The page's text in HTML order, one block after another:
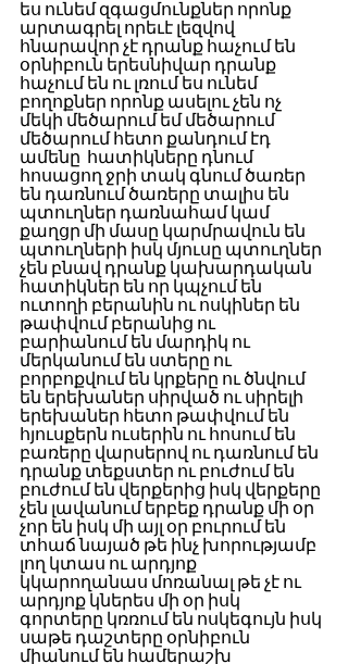
ես ունեմ զգացմունքներ որոնք
արտագրել որեւէ լեզվով
հնարավոր չէ դրանք հաչում են
օրնիբուն երեսնիվար դրանք
հաչում են ու լռում ես ունեմ
բողոքներ որոնք ասելու չեն ոչ
մեկի մեծարում եմ մեծարում
մեծարում հետո քանդում էդ
ամենը  հատիկները դնում
հոսացող ջրի տակ գնում ծառեր
են դառնում ծառերը տալիս են
պտուղներ դառնահամ կամ
քաղցր մի մասը կարմրավուն են
պտուղների իսկ մյուսը պտուղներ
չեն բնավ դրանք կախարդական
հատիկներ են որ կպչում են
ուտողի բերանին ու ոսկիներ են
թափվում բերանից ու
բարիանում են մարդիկ ու
մերկանում են ստերը ու
բորբոքվում են կրքերը ու ծնվում
են երեխաներ սիրված ու սիրելի
երեխաներ հետո թափվում են
հյուսքերն ուսերին ու հոսում են
բառերը վարսերով ու դառնում են
դրանք տեքստեր ու բուժում են
բուժում են վերքերից իսկ վերքերը
չեն լավանում երբեք դրանք մի օր
չոր են իսկ մի այլ օր բուրում են
տհաճ նայած թե ինչ խորությամբ
լող կտաս ու արդյոք
կկարողանաս մոռանալ թե չէ ու
արդյոք կներես մի օր իսկ
գորտերը կռռում են ոսկեգույն իսկ
սաթե դաշտերը օրնիբուն
միանում են համերաշխ